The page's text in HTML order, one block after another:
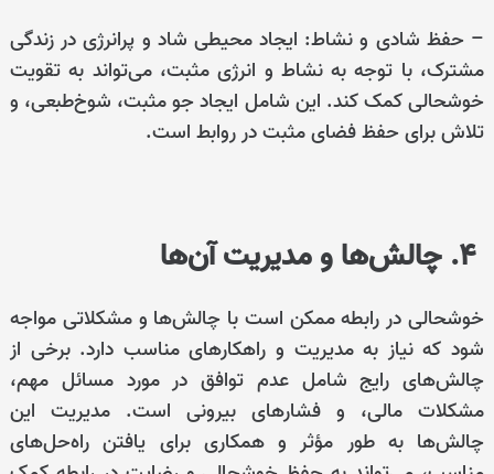
– حفظ شادی و نشاط: ایجاد محیطی شاد و پرانرژی در زندگی
مشترک، با توجه به نشاط و انرژی مثبت، می‌تواند به تقویت
خوشحالی کمک کند. این شامل ایجاد جو مثبت، شوخ‌طبعی، و
تلاش برای حفظ فضای مثبت در روابط است.
خوشحالی در رابطه ممکن است با چالش‌ها و مشکلاتی مواجه
شود که نیاز به مدیریت و راهکارهای مناسب دارد. برخی از
چالش‌های رایج شامل عدم توافق در مورد مسائل مهم،
مشکلات مالی، و فشارهای بیرونی است. مدیریت این
چالش‌ها به طور مؤثر و همکاری برای یافتن راه‌حل‌های